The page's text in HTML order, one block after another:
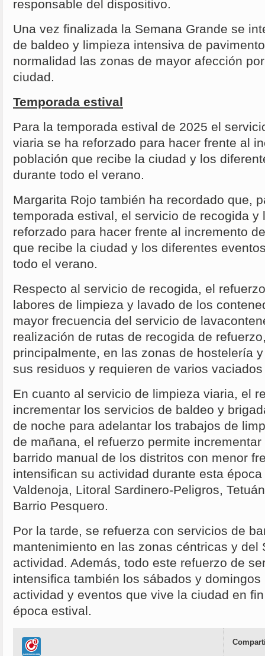
responsable del dispositivo.
Una vez finalizada la Semana Grande se
de baldeo y limpieza intensiva de
normalidad las zonas de mayor afección
ciudad.
Temporada estival
Para la temporada estival de 2025 el
viaria se ha reforzado para hacer frente al
población que recibe la ciudad y los
durante todo el verano.
Margarita Rojo también ha recordado que,
temporada estival, el servicio de recogida y
reforzado para hacer frente al incremento
que recibe la ciudad y los diferentes
todo el verano.
Respecto al servicio de recogida, el
labores de limpieza y lavado de los
mayor frecuencia del servicio de
realización de rutas de recogida de
principalmente, en las zonas de hostelería
sus residuos y requieren de varios
En cuanto al servicio de limpieza viaria, el
incrementar los servicios de baldeo y
de noche para adelantar los trabajos de
de mañana, el refuerzo permite
barrido manual de los distritos con menor
intensifican su actividad durante esta
Valdenoja, Litoral Sardinero-Peligros,
Barrio Pesquero.
Por la tarde, se refuerza con servicios de
mantenimiento en las zonas céntricas y del
actividad. Además, todo este refuerzo de
intensifica también los sábados y
actividad y eventos que vive la ciudad en
época estival.